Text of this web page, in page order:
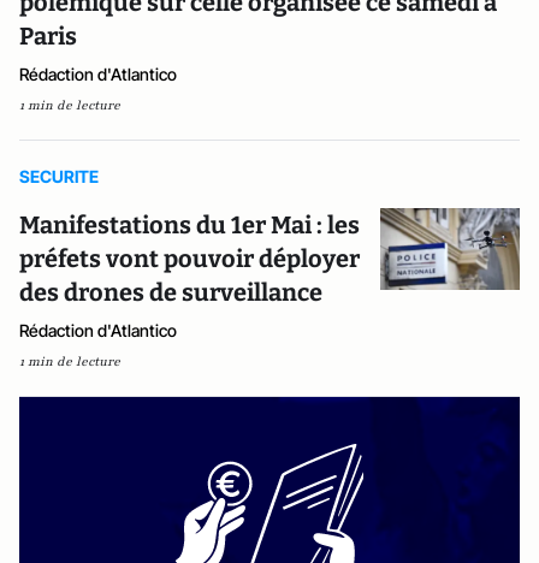
Paris
Rédaction d'Atlantico
1 min de lecture
SECURITE
Manifestations du 1er Mai : les
préfets vont pouvoir déployer
des drones de surveillance
Rédaction d'Atlantico
1 min de lecture